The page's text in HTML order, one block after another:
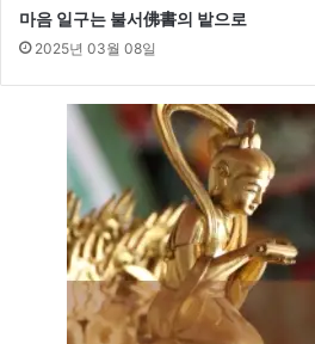
마음 일구는 불서佛書의 밭으로
2025년 03월 08일